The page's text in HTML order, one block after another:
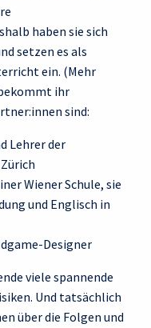
haben sie sich
setzen es als
ein. (Mehr
ihr
sind:
Lehrer der
Wiener Schule, sie
und Englisch in
Designer
viele spannende
Und tatsächlich
über die Folgen und